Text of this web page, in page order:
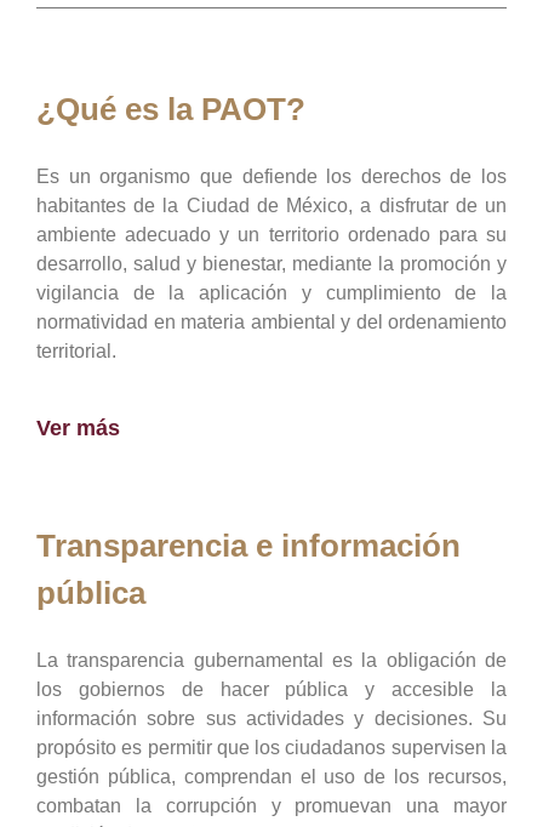
¿Qué es la PAOT?
Es un organismo que defiende los derechos de los
habitantes de la Ciudad de México, a disfrutar de un
ambiente adecuado y un territorio ordenado para su
desarrollo, salud y bienestar, mediante la promoción y
vigilancia de la aplicación y cumplimiento de la
normatividad en materia ambiental y del ordenamiento
territorial.
Ver más
Transparencia e información
pública
La transparencia gubernamental es la obligación de
los gobiernos de hacer pública y accesible la
información sobre sus actividades y decisiones. Su
propósito es permitir que los ciudadanos supervisen la
gestión pública, comprendan el uso de los recursos,
combatan la corrupción y promuevan una mayor